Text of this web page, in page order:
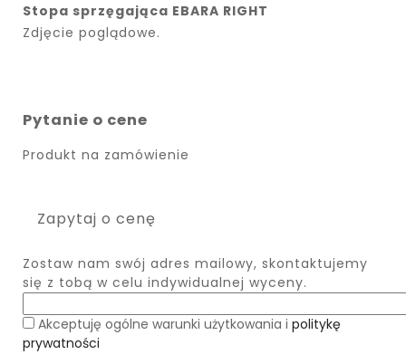
Stopa sprzęgająca EBARA RIGHT
Zdjęcie poglądowe.
Pytanie o cene
Produkt na zamówienie
Zapytaj o cenę
Zostaw nam swój adres mailowy, skontaktujemy
się z tobą w celu indywidualnej wyceny.
Akceptuję ogólne warunki użytkowania i politykę
prywatności